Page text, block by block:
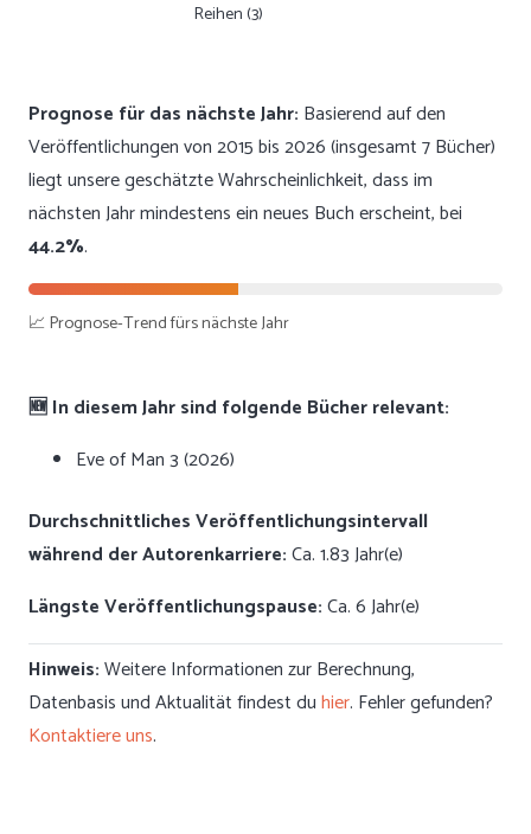
Reihen (3)
Prognose für das nächste Jahr: Basierend auf den
Veröffentlichungen von 2015 bis 2026 (insgesamt 7 Bücher)
liegt unsere geschätzte Wahrscheinlichkeit, dass im
nächsten Jahr mindestens ein neues Buch erscheint, bei
44.2%.
📈 Prognose-Trend fürs nächste Jahr
🆕 In diesem Jahr sind folgende Bücher relevant:
Eve of Man 3 (2026)
Durchschnittliches Veröffentlichungsintervall
während der Autorenkarriere:Ca. 1.83 Jahr(e)
Längste Veröffentlichungspause:Ca. 6 Jahr(e)
Hinweis:Weitere Informationen zur Berechnung,
Datenbasis und Aktualität findest duhier. Fehler gefunden?
Kontaktiere uns.